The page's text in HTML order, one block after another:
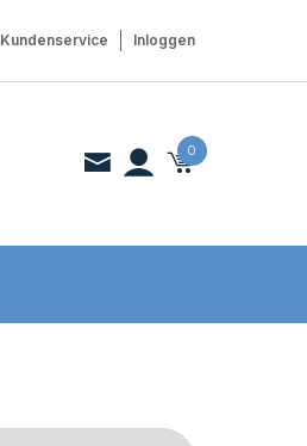
Inloggen
Kundenservice
0